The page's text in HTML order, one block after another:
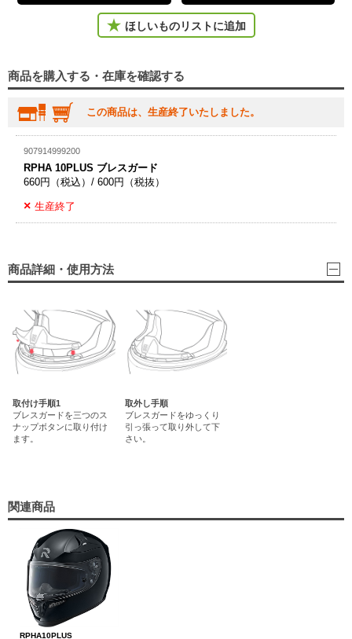
ほしいものリストに追加
商品を購入する・在庫を確認する
この商品は、生産終了いたしました。
907914999200
RPHA 10PLUS ブレスガード
660円（税込）/ 600円（税抜）
生産終了
商品詳細・使用方法
取付け手順1
ブレスガードを三つのス
ナップボタンに取り付け
ます。
取外し手順
ブレスガードをゆっくり
引っ張って取り外して下
さい。
関連商品
RPHA10PLUS